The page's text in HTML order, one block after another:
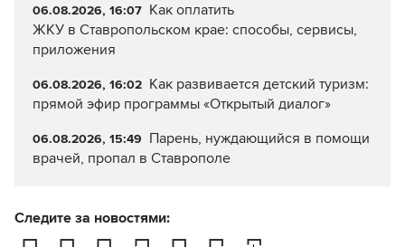
06.08.2026, 16:07 Как оплатить
ЖКУ в Ставропольском крае: способы, сервисы,
приложения
06.08.2026, 16:02 Как развивается детский туризм:
прямой эфир программы «Открытый диалог»
06.08.2026, 15:49 Парень, нуждающийся в помощи
врачей, пропал в Ставрополе
Следите за новостями: